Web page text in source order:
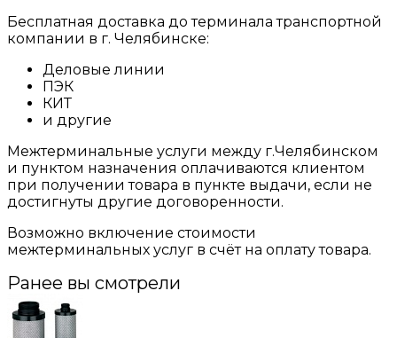
Бесплатная доставка до терминала транспортной
компании в г. Челябинске:
Деловые линии
ПЭК
КИТ
и другие
Межтерминальные услуги между г.Челябинском
и пунктом назначения оплачиваются клиентом
при получении товара в пункте выдачи, если не
достигнуты другие договоренности.
Возможно включение стоимости
межтерминальных услуг в счёт на оплату товара.
Ранее вы смотрели